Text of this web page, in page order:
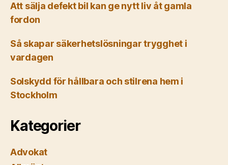
Att sälja defekt bil kan ge nytt liv åt gamla
fordon
Så skapar säkerhetslösningar trygghet i
vardagen
Solskydd för hållbara och stilrena hem i
Stockholm
Kategorier
Advokat